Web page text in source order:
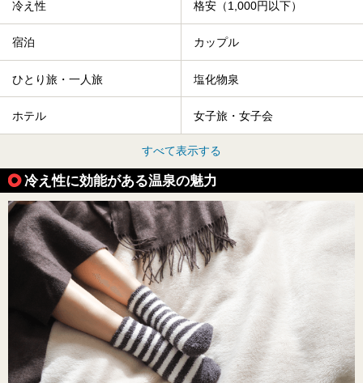
冷え性 格安（1,000円以下）
宿泊 カップル
ひとり旅・一人旅 塩化物泉
ホテル 女子旅・女子会
すべて表示する
冷え性に効能がある温泉の魅力